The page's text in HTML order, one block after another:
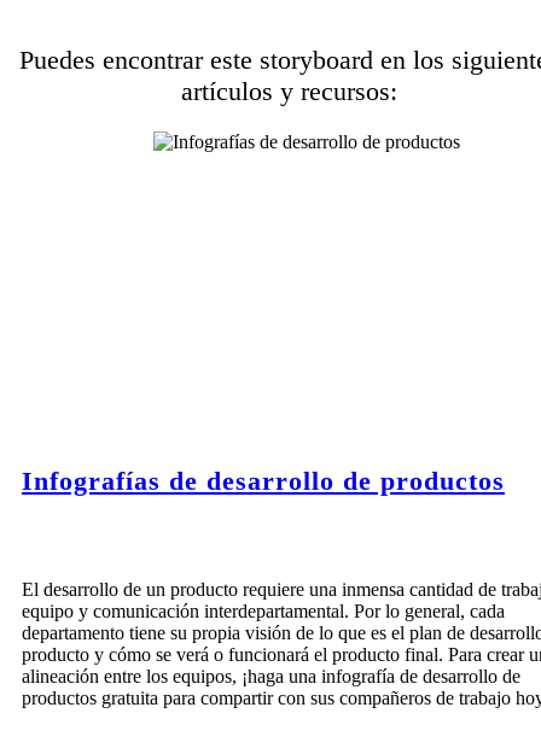
Puedes encontrar este storyboard en los
artículos y recursos:
Infografías de desarrollo de productos
El desarrollo de un producto requiere una inmensa cantidad de
equipo y comunicación interdepartamental. Por lo general, cada
departamento tiene su propia visión de lo que es el plan de
producto y cómo se verá o funcionará el producto final. Para crear
alineación entre los equipos, ¡haga una infografía de desarrollo de
productos gratuita para compartir con sus compañeros de trabajo